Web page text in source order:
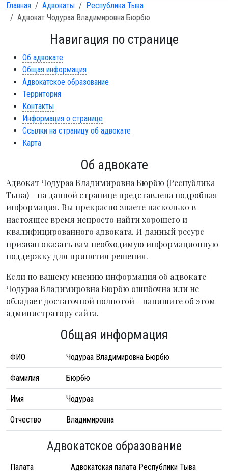
Главная Адвокаты
Республика Тыва
Адвокат Чодураа Владимировна Бюрбю
Навигация по странице
Об адвокате
Общая информация
Адвокатское образование
Территория
Контакты
Информация о странице
Ссылки на страницу об адвокате
Карта
Об адвокате
Адвокат Чодураа Владимировна Бюрбю (Республика
Тыва) - на данной странице представлена подробная
информация. Вы прекрасно знаете насколько в
настоящее время непросто найти хорошего и
квалифицированного адвоката. И данный ресурс
призван оказать вам необходимую информационную
поддержку для принятия решения.
Если по вашему мнению информация об адвокате
Чодураа Владимировна Бюрбю ошибочна или не
обладает достаточной полнотой - напишите об этом
администратору сайта.
Общая информация
ФИО Чодураа Владимировна Бюрбю
Фамилия Бюрбю
Имя Чодураа
Отчество Владимировна
Адвокатское образование
Палата Адвокатская палата Республики Тыва